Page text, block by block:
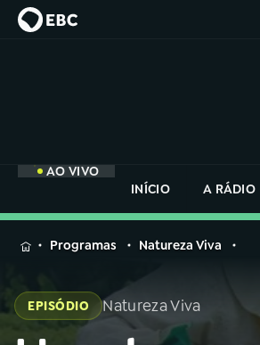
AO VIVO
INÍCIO
A RÁDIO
MENU
Buscar
na
Rádio
Nacional
Programas Natureza Viva
EPISÓDIO Natureza Viva